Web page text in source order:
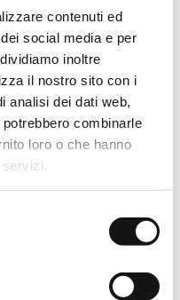
contenuti ed
social media e per
inoltre
il nostro sito con i
analisi dei dati web,
combinarle
loro o che hanno